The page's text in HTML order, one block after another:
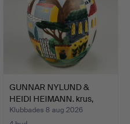
GUNNAR NYLUND &
HEIDI HEIMANN. krus,
Rörst…
Klubbades 8 aug 2026